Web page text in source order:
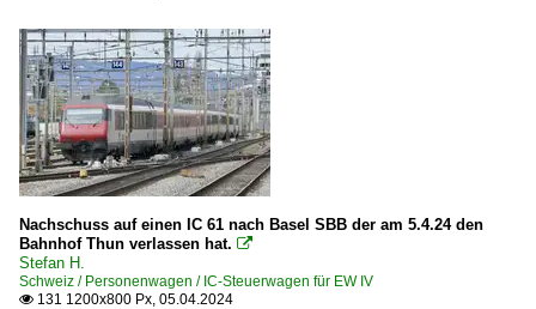
Nachschuss auf einen IC 61 nach Basel SBB der am 5.4.24 den
Bahnhof Thun verlassen hat. 
Stefan H.
Schweiz / Personenwagen / IC-Steuerwagen für EW IV
 131 1200x800 Px, 05.04.2024